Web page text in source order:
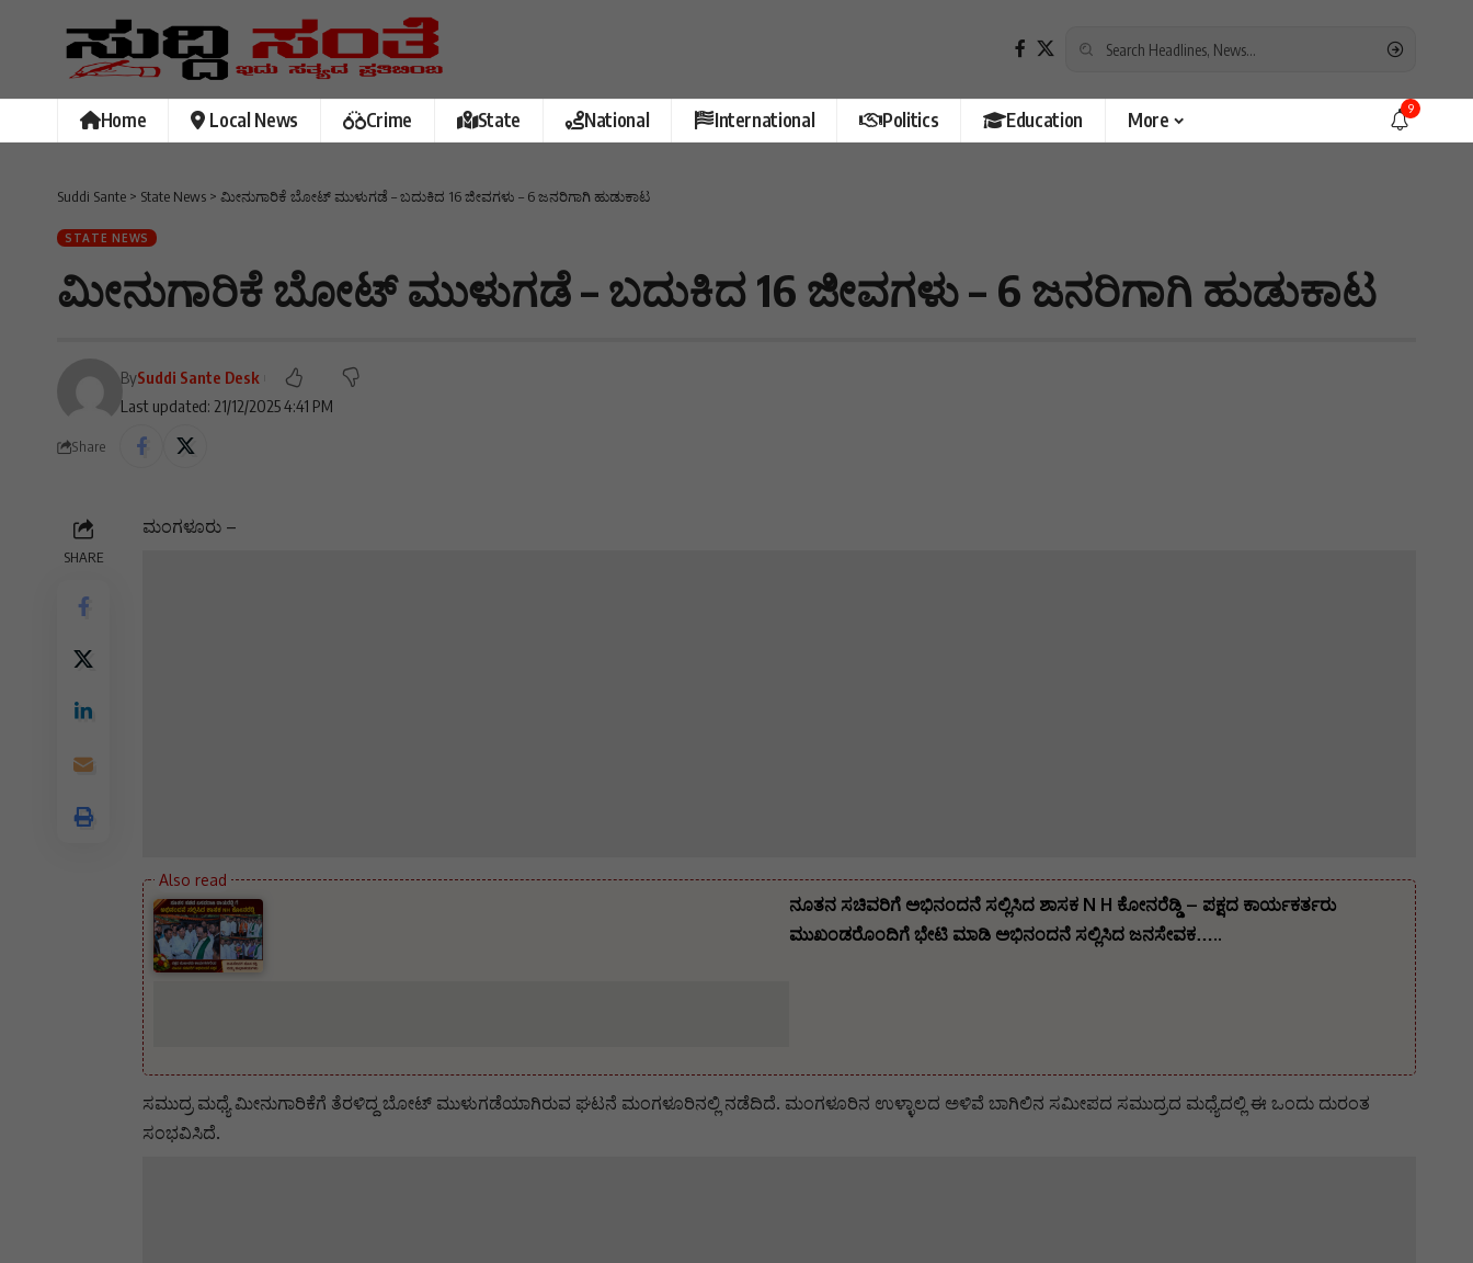
Home Local News Crime State National International Politics Education More 9
Suddi Sante > State News > ಮೀನುಗಾರಿಕೆ ಬೋಟ್ ಮುಳುಗಡೆ – ಬದುಕಿದ 16 ಜೀವಗಳು – 6 ಜನರಿಗಾಗಿ ಹುಡುಕಾಟ
STATE NEWS
ಮೀನುಗಾರಿಕೆ ಬೋಟ್ ಮುಳುಗಡೆ – ಬದುಕಿದ 16 ಜೀವಗಳು – 6 ಜನರಿಗಾಗಿ ಹುಡುಕಾಟ
Last updated: 21/12/2025 4:41 PM
BySuddi Sante Desk
Share
SHARE
ಮಂಗಳೂರು –
ನೂತನ ಸಚಿವರಿಗೆ ಅಭಿನಂದನೆ ಸಲ್ಲಿಸಿದ ಶಾಸಕ N H ಕೋನರೆಡ್ಡಿ – ಪಕ್ಷದ ಕಾರ್ಯಕರ್ತರು
ಮುಖಂಡರೊಂದಿಗೆ ಭೇಟಿ ಮಾಡಿ ಅಭಿನಂದನೆ ಸಲ್ಲಿಸಿದ ಜನಸೇವಕ…..
ಸಮುದ್ರ ಮಧ್ಯೆ ಮೀನುಗಾರಿಕೆಗೆ ತೆರಳಿದ್ದ ಬೋಟ್ ಮುಳುಗಡೆಯಾಗಿರುವ ಘಟನೆ ಮಂಗಳೂರಿನಲ್ಲಿ ನಡೆದಿದೆ. ಮಂಗಳೂರಿನ ಉಳ್ಳಾಲದ ಅಳಿವೆ ಬಾಗಿಲಿನ ಸಮೀಪದ ಸಮುದ್ರದ ಮಧ್ಯೆದಲ್ಲಿ ಈ ಒಂದು ದುರಂತ
ಸಂಭವಿಸಿದೆ.